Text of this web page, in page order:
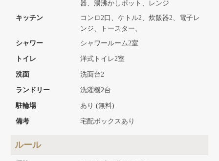
器、湯沸かしポット、レンジ
キッチン
コンロ2口、ケトル2、炊飯器2、電子レ
ンジ、トースター、
シャワー
シャワールーム2室
トイレ 洋式トイレ2室
洗面 洗面台2
ランドリー 洗濯機2台
駐輪場 あり (無料)
備考 宅配ボックスあり
ルール